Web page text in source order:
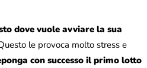
dove vuole avviare la sua
le provoca molto stress e
con successo il primo lotto